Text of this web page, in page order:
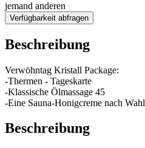
jemand anderen
Verfügbarkeit abfragen
Beschreibung
Verwöhntag Kristall Package:
-Thermen - Tageskarte
-Klassische Ölmassage 45
-Eine Sauna-Honigcreme nach Wahl
Beschreibung